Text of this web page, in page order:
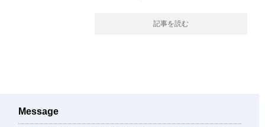
記事を読む
Message